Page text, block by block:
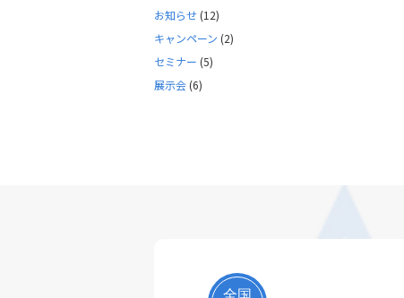
お知らせ (12)
キャンペーン (2)
セミナー (5)
展示会 (6)
全国